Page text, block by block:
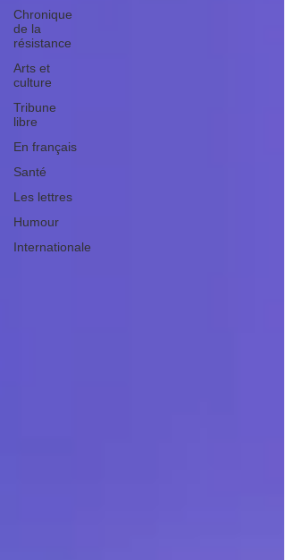
Chronique
de la
résistance
Arts et
culture
Tribune
libre
En français
Santé
Les lettres
Humour
Internationale